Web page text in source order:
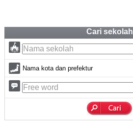
Cari sekolah
Nama kota dan prefektur